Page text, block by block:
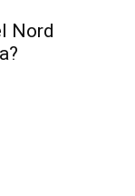
Nord